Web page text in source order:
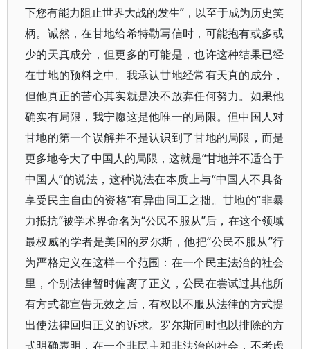
下您有能力阻止世界大战的发生”，以至于成为历史笑
柄。诚然，在甘地给希特勒写信时，可能抱有或多或
少的天真成分，但更多的可能是，也许这种结果已经
在甘地的预料之中。我承认甘地经常有天真的成分，
但他真正的苦心其实就是决不放弃任何努力。如果他
确实有局限，我宁愿这是他唯一的局限。但中国人对
甘地的第一个误解并不是认识到了甘地的局限，而是
更多地夸大了中国人的局限，这就是“甘地并不适合于
中国人”的说法，这种说法在本质上与“中国人不具备
享受民主自由的资格”有异曲同工之拙。甘地的“非暴
力抵抗”被学术界命名为“公民不服从”后，在这个领域
最权威的学者是美国的罗尔斯，他把“公民不服从”行
为严格定义在这样一个范围：在一个民主法治的社会
里，个别法律暂时偏离了正义，公民在尝试过其他所
有方式都宣告无效之后，有权以不服从法律的方式提
出使法律回归正义的诉求。罗尔斯同时也以排除的方
式明确表明，在一个非民主和非法治的社会，不考虑